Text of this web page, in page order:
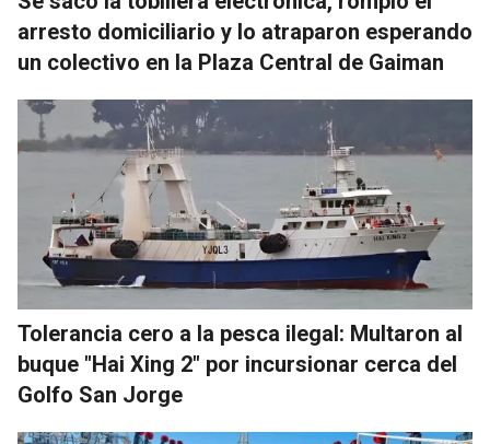
arresto domiciliario y lo atraparon esperando
un colectivo en la Plaza Central de Gaiman
Tolerancia cero a la pesca ilegal: Multaron al
buque "Hai Xing 2" por incursionar cerca del
Golfo San Jorge